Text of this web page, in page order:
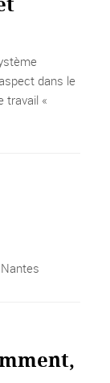
dans le
travail «